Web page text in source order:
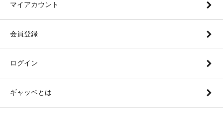
マイアカウント
会員登録
ログイン
ギャッベとは